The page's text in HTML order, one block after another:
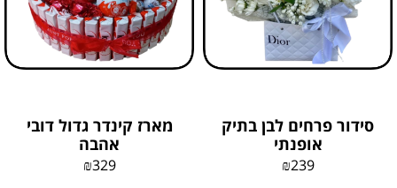
סידור פרחים לבן בתיק
אופנתי
₪239
מארז קינדר גדול דובי
אהבה
₪329